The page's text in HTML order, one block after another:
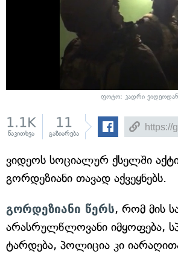
ფოტო: კადრი ვიდეოდან
1.1K
წაკითხვა
11
გაზიარება
ვიდეოს სოციალურ ქსელში
გორდეზიანი თავად აქვეყნებს.
გორდეზიანი წერს, რომ მის
არასრულწლოვანი იმყოფება,
ტარდება, პოლიცია კი